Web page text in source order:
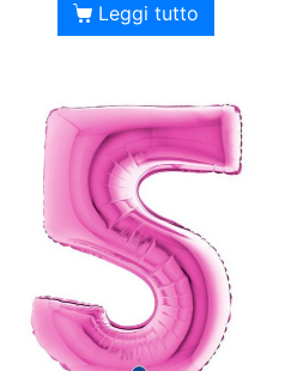
Leggi tutto